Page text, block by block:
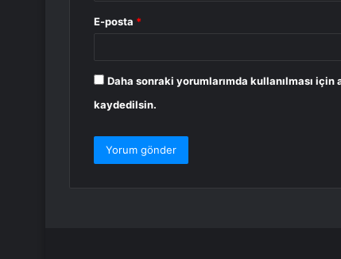
E-posta *
Daha sonraki yorumlarımda kullanılması
kaydedilsin.